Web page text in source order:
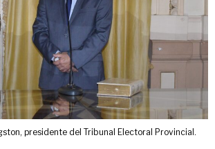
presidente del Tribunal Electoral Provincial.